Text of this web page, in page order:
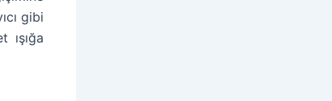
gibi